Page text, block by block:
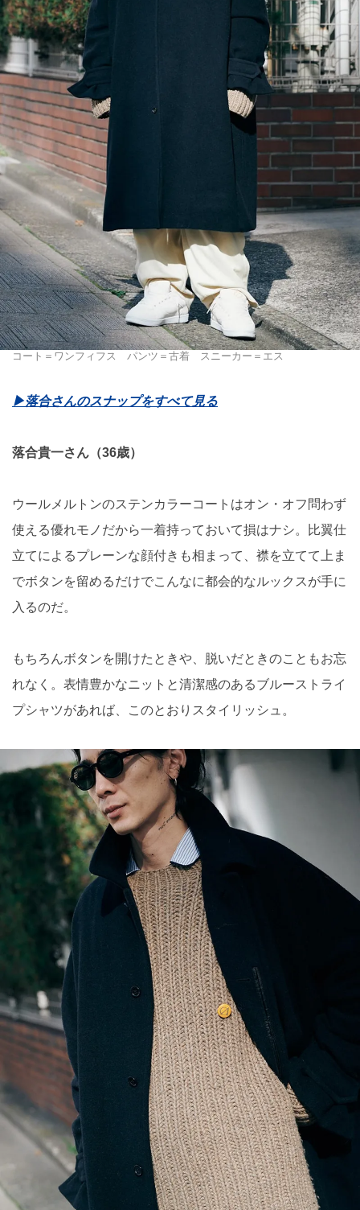
コート＝ワンフィフス パンツ＝古着 スニーカー＝エス
▶︎落合さんのスナップをすべて見る
落合貴一さん（36歳）
ウールメルトンのステンカラーコートはオン・オフ問わず
使える優れモノだから一着持っておいて損はナシ。比翼仕
立てによるプレーンな顔付きも相まって、襟を立てて上ま
でボタンを留めるだけでこんなに都会的なルックスが手に
入るのだ。
もちろんボタンを開けたときや、脱いだときのこともお忘
れなく。表情豊かなニットと清潔感のあるブルーストライ
プシャツがあれば、このとおりスタイリッシュ。